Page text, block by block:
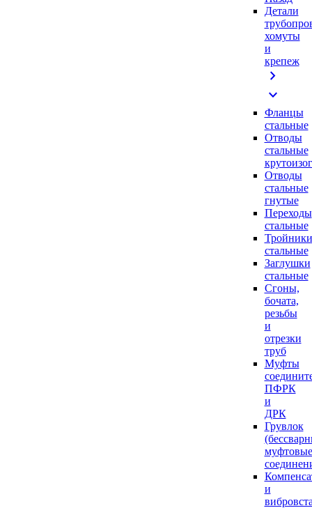
Детали
хомуты
и
крепеж
chevron_right
expand_more
Фланцы
стальные
Отводы
стальные
Отводы
стальные
гнутые
Переходы
стальные
Тройники
стальные
Заглушки
стальные
Сгоны,
бочата,
резьбы
и
отрезки
труб
Муфты
ПФРК
и
ДРК
Грувлок
муфтовые
и